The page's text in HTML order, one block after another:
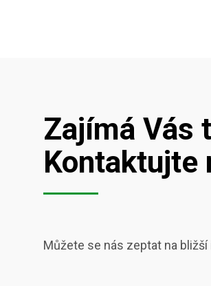
Zajímá Vás
Kontaktujte
Můžete se nás zeptat na